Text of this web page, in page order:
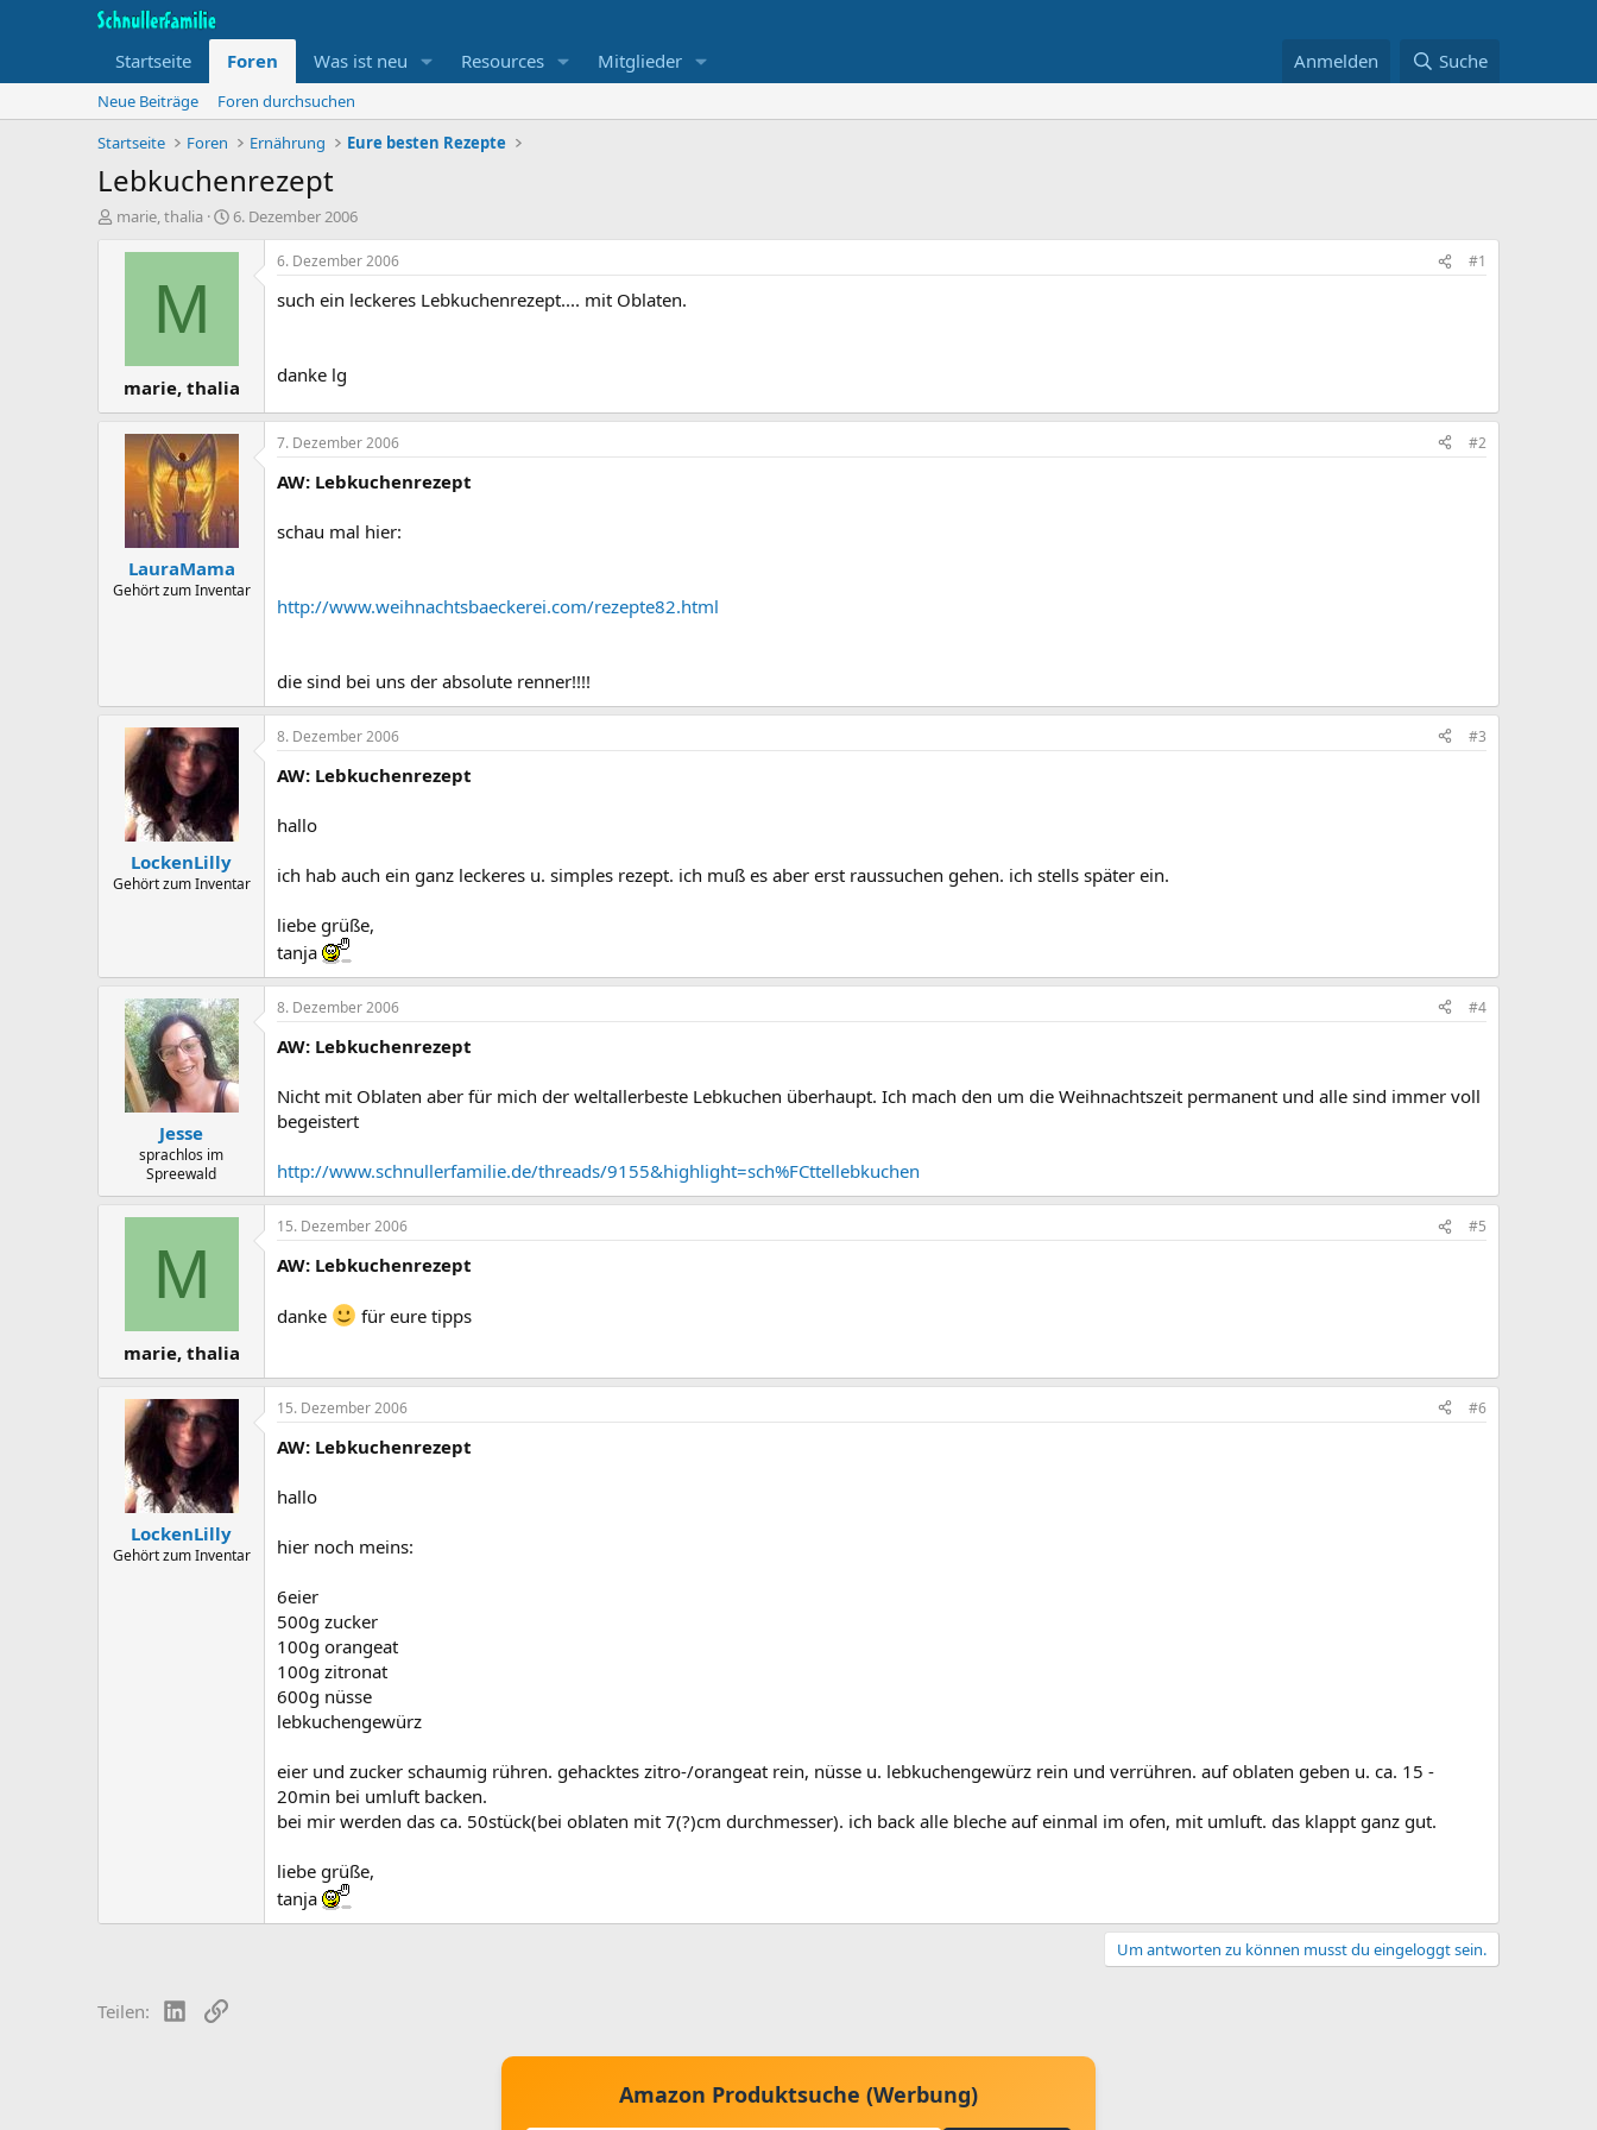
Startseite Foren Was ist neu Resources Mitglieder Anmelden Suche
Neue Beiträge
Foren durchsuchen
Startseite
Foren Ernährung Eure besten Rezepte
Lebkuchenrezept
T
r
marie, thalia
B
g
a
t
u
m
6. Dezember 2006
M
marie, thalia
6. Dezember 2006 #1
such ein leckeres Lebkuchenrezept.... mit Oblaten.
danke lg
LauraMama
Gehört zum Inventar
7. Dezember 2006 #2
AW: Lebkuchenrezept
schau mal hier:
http://www.weihnachtsbaeckerei.com/rezepte82.html
die sind bei uns der absolute renner!!!!
LockenLilly
Gehört zum Inventar
8. Dezember 2006 #3
AW: Lebkuchenrezept
hallo
ich hab auch ein ganz leckeres u. simples rezept. ich muß es aber erst raussuchen gehen. ich stells später ein.
liebe grüße,
tanja
Jesse
sprachlos im
Spreewald
8. Dezember 2006 #4
AW: Lebkuchenrezept
Nicht mit Oblaten aber für mich der weltallerbeste Lebkuchen überhaupt. Ich mach den um die Weihnachtszeit permanent und alle sind immer voll
begeistert
http://www.schnullerfamilie.de/threads/9155&highlight=sch%FCttellebkuchen
M
marie, thalia
15. Dezember 2006 #5
AW: Lebkuchenrezept
danke für eure tipps
LockenLilly
Gehört zum Inventar
15. Dezember 2006 #6
AW: Lebkuchenrezept
hallo
hier noch meins:
6eier
500g zucker
100g orangeat
100g zitronat
600g nüsse
lebkuchengewürz
eier und zucker schaumig rühren. gehacktes zitro-/orangeat rein, nüsse u. lebkuchengewürz rein und verrühren. auf oblaten geben u. ca. 15 -
20min bei umluft backen.
bei mir werden das ca. 50stück(bei oblaten mit 7(?)cm durchmesser). ich back alle bleche auf einmal im ofen, mit umluft. das klappt ganz gut.
liebe grüße,
tanja
Um antworten zu können musst du eingeloggt sein.
Teilen: LinkedIn
Link
Amazon Produktsuche (Werbung)